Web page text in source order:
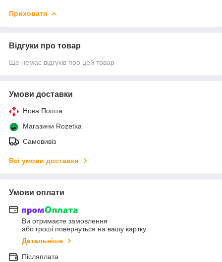
Приховати
Відгуки про товар
Ще немає відгуків про цей товар
Умови доставки
Нова Пошта
Магазини Rozetka
Самовивіз
Всі умови доставки
Умови оплати
Ви отримаєте замовлення
або гроші повернуться на вашу картку
Детальніше
Післяплата